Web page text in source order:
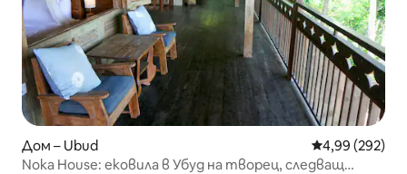
Дом – Ubud Средна
4,99 (292)
Noka House: ековила в Убуд на творец, следващ